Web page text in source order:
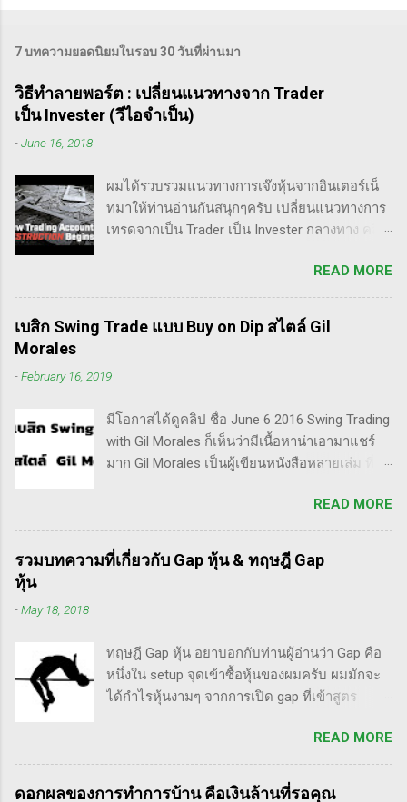
7 บทความยอดนิยมในรอบ 30 วันที่ผ่านมา
วิธีทำลายพอร์ต : เปลี่ยนแนวทางจาก Trader
เป็น Invester (วีไอจำเป็น)
-June 16, 2018
ผมได้รวบรวมแนวทางการเจ๊งหุ้นจากอินเตอร์เน็
ทมาให้ท่านอ่านกันสนุกๆครับ เปลี่ยนแนวทางการ
เทรดจากเป็น Trader เป็น Invester กลางทาง คลิป
เป็น Trader แล้วต่อมาก็เปลี่ยนใจอยากเป็น
Invester ไปซะงั้น เผื่อใครไม่เข้าใจ Trader คือ
ลักษณะการเทรดที่ ไม่ถือยาว ซื้อแล้วขายในระยะ
เวลาหนึ่ง ที่สำคัญความเป็นเทรดเดอร์คือ การ
ราคาร่วงถึง 10% ก็ต้องตัดขาดทุนตามระบบแล้ว
เขามองระยะยาว ไม่สนใจต่อความผันผวนของ
ราคาในระยะสั้น อย่างวอเรน บัฟเฟต์ บอกว่า "คุณ
ไม่ควรอยู่ในตลาดหุ้น นอกเสียจากจะสามารถนั่ง
ตระหนก" ดังนั้น invester นั้น จะไม่ตระหนกเมื่อ
ราคาหุ้นร่วงทำให้เขาต้องขาดทุนไปแค่ 10% เอง
แต่ trader ทนไม่ได้แล้ว ต้องทำอะไรสักอย่าง
แรกซื้อหุ้น เพราะต้องการเล่นแบบเทรดเดิ้ง คือ
ซื้อมาขายไปในกรอบเวลาหนึ...
READ MORE
เบสิก Swing Trade แบบ Buy on Dip สไตล์ Gil
Morales
-February 16, 2019
มีโอกาสได้ดูคลิป ชื่อ June 6 2016 Swing Trading
with Gil Morales ก็เห็นว่ามีเนื้อหาน่าเอามาแชร์
มาก Gil Morales เป็นผู้เขียนหนังสือหลายเล่ม ที่ดัๆ
นานก็คือชื่อ "Trade Like an O'Neil Disciple: How
We Made Over 18,000% in the Stock Market" ที่
เขียนร่วมกับ Dr.Chris Kacher อีกเล่มก็คือ In The
Trading Cockpit with the O'Neil Disciples:
Money Selling Stocks Short อีกด้วย ผมเองก็เคย
แปลงานของแกแบบมั่วๆ หลายเรื่องด้วยกันนะ
อาทิ - Voodoo - ทรงหุ้นซิ่ง ราคาย่อ วอลุ่มหาย -
ผมเป็นแฟนคลับของแกนั่นเองครับ ง่ายๆเลย ที่
ชอบเพราะเราต่างมีอาจารย์ร่วมกันก็คือ ปู่โอนีล,
ทวดลิเวอร์มอร์ และทวด Wyckoff นั่นเอง (คือผม
READ MORE
รวมบทความที่เกี่ยวกับ Gap หุ้น & ทฤษฎี Gap
หุ้น
-May 18, 2018
ทฤษฎี Gap หุ้น อยาบอกกับท่านผู้อ่านว่า Gap คือ
หนึ่งใน setup จุดเข้าซื้อหุ้นของผมครับ ผมมักจะ
ได้กำไรหุ้นงามๆ จากการเปิด gap ที่เข้าสูตร
ทำการบ้าน มันส่งสัญญาณซื้อ แบบเปิด gap ผมจะ
ชอบมาก แต่ถึงกระนั้น มันก็ไม่ได้เป๊ะทุกตัวนะ
ครับ มีล้มเหลวเกินครึ่ง เราต้องคอยคัดตัวที่ไม่ดี
READ MORE
ดอกผลของการทำการบ้าน คือเงินล้านที่รอคุณ